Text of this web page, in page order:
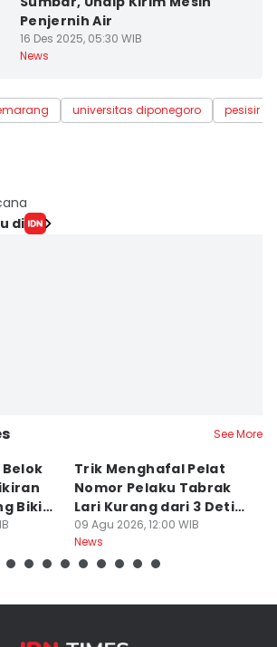
Penjernih Air
16 Des 2025, 05:30 WIB
News
universitas diponegoro
pesisir
di
See More
Belok
Bikin
Trik Menghafal Pelat
Nomor Pelaku Tabrak
Lari Kurang dari 3 Detik
di Tengah Kepanikan
09 Agu 2026, 12:00 WIB
News